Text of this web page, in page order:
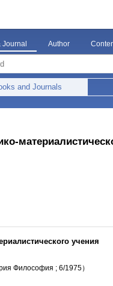
Journal Author
and Journals
учения
Философия ; 6/1975）